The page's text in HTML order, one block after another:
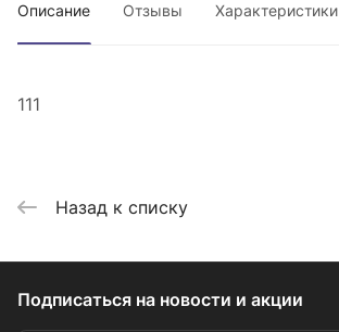
Описание Отзывы Характеристики
111
Назад к списку
Подписаться на новости и акции